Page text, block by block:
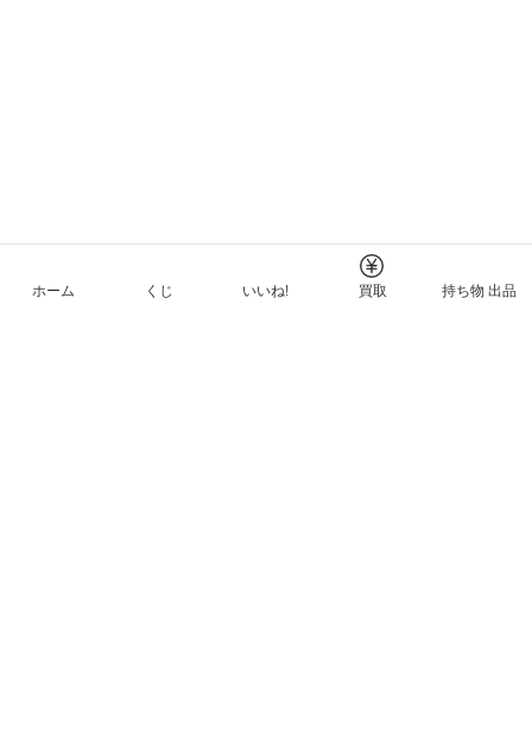
ホーム くじ いいね! 買取 持ち物 出品